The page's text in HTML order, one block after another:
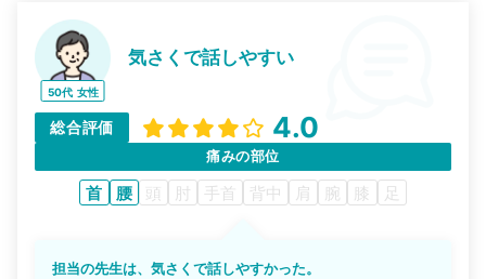
50代 女性
気さくで話しやすい
総合評価 4.0
痛みの部位
首 腰 頭 肘 手首 背中 肩 腕 膝 足
担当の先生は、気さくで話しやすかった。